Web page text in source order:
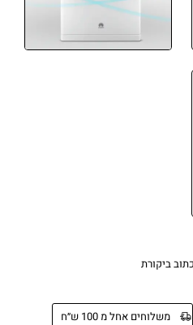
משלוחים אחל מ 100 ש״ח
ביקורת